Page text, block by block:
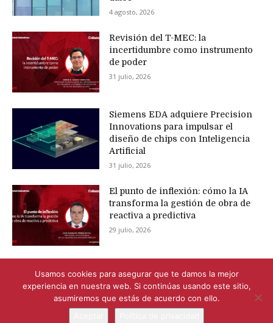
4 agosto, 2026
Revisión del T-MEC: la
incertidumbre como instrumento
de poder
31 julio, 2026
Siemens EDA adquiere Precision
Innovations para impulsar el
diseño de chips con Inteligencia
Artificial
31 julio, 2026
El punto de inflexión: cómo la IA
transforma la gestión de obra de
reactiva a predictiva
29 julio, 2026
© Newspaper WordPress Theme by TagDiv
Usamos cookies para asegurar que te damos la mejor
experiencia en nuestra web. Si continúas usando este sitio,
asumiremos que estás de acuerdo con ello.